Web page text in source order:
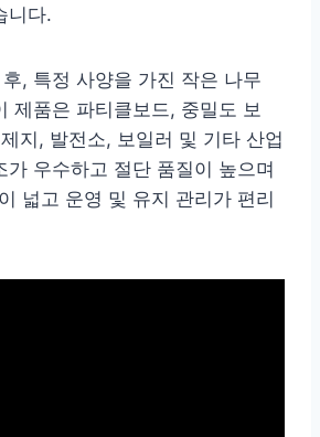
니다.
, 특정 사양을 가진 작은 나무
제품은 파티클보드, 중밀도 보
지, 발전소, 보일러 및 기타 산업
가 우수하고 절단 품질이 높으며
넓고 운영 및 유지 관리가 편리